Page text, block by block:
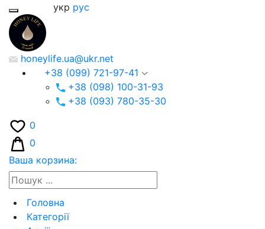
укр рус
honeylife.ua@ukr.net
+38 (099) 721-97-41
+38 (098) 100-31-93
+38 (093) 780-35-30
0
0
Ваша корзина:
Головна
Категорії